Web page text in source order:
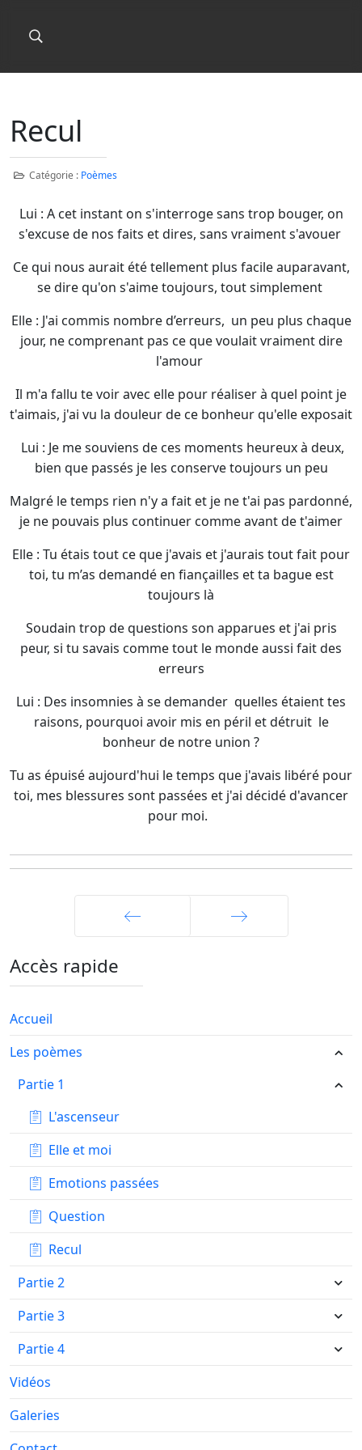
Recul
Catégorie : Poèmes
Lui : A cet instant on s'interroge sans trop bouger, on
s'excuse de nos faits et dires, sans vraiment s'avouer
Ce qui nous aurait été tellement plus facile auparavant,
se dire qu'on s'aime toujours, tout simplement
Elle : J'ai commis nombre d’erreurs, un peu plus chaque
jour, ne comprenant pas ce que voulait vraiment dire
l'amour
Il m'a fallu te voir avec elle pour réaliser à quel point je
t'aimais, j'ai vu la douleur de ce bonheur qu'elle exposait
Lui : Je me souviens de ces moments heureux à deux,
bien que passés je les conserve toujours un peu
Malgré le temps rien n'y a fait et je ne t'ai pas pardonné,
je ne pouvais plus continuer comme avant de t'aimer
Elle : Tu étais tout ce que j'avais et j'aurais tout fait pour
toi, tu m’as demandé en fiançailles et ta bague est
toujours là
Soudain trop de questions son apparues et j'ai pris
peur, si tu savais comme tout le monde aussi fait des
erreurs
Lui : Des insomnies à se demander quelles étaient tes
raisons, pourquoi avoir mis en péril et détruit le
bonheur de notre union ?
Tu as épuisé aujourd'hui le temps que j'avais libéré pour
toi, mes blessures sont passées et j'ai décidé d'avancer
pour moi.
Précédent
Accès rapide
Accueil
Les poèmes
Partie 1
L'ascenseur
Elle et moi
Emotions passées
Question
Recul
Partie 2
Partie 3
Partie 4
Vidéos
Galeries